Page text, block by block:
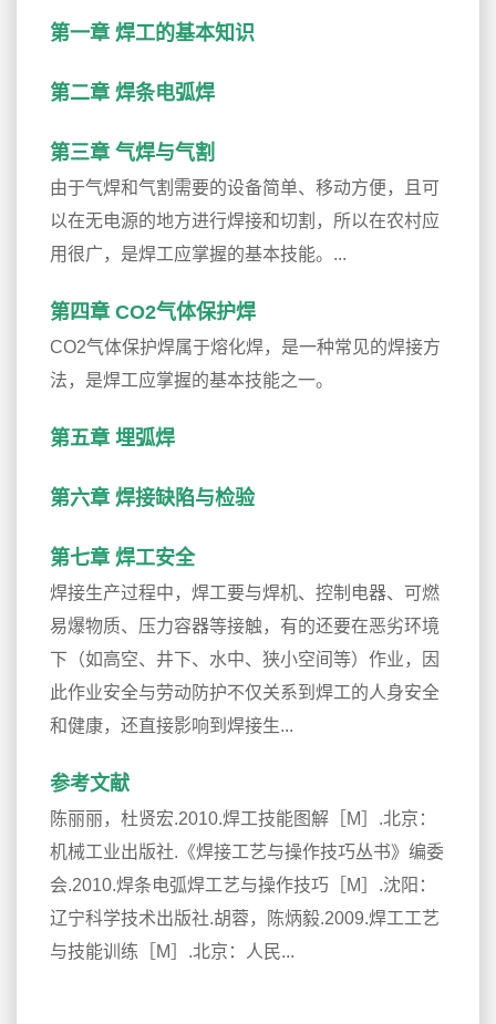
第一章 焊工的基本知识
第二章 焊条电弧焊
第三章 气焊与气割
由于气焊和气割需要的设备简单、移动方便，且可
以在无电源的地方进行焊接和切割，所以在农村应
用很广，是焊工应掌握的基本技能。...
第四章 CO2气体保护焊
CO2气体保护焊属于熔化焊，是一种常见的焊接方
法，是焊工应掌握的基本技能之一。
第五章 埋弧焊
第六章 焊接缺陷与检验
第七章 焊工安全
焊接生产过程中，焊工要与焊机、控制电器、可燃
易爆物质、压力容器等接触，有的还要在恶劣环境
下（如高空、井下、水中、狭小空间等）作业，因
此作业安全与劳动防护不仅关系到焊工的人身安全
和健康，还直接影响到焊接生...
参考文献
陈丽丽，杜贤宏.2010.焊工技能图解［M］.北京：
机械工业出版社.《焊接工艺与操作技巧丛书》编委
会.2010.焊条电弧焊工艺与操作技巧［M］.沈阳：
辽宁科学技术出版社.胡蓉，陈炳毅.2009.焊工工艺
与技能训练［M］.北京：人民...